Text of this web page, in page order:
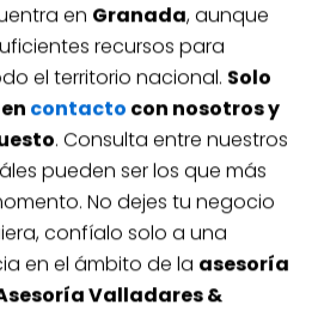
en Granada, aunque
recursos para
el territorio nacional. Solo
contacto con nosotros y
. Consulta entre nuestros
pueden ser los que más
No dejes tu negocio
confíalo solo a una
en el ámbito de la asesoría
Valladares &